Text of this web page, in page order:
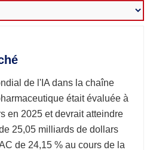
de l'IA dans la chaîne
était évaluée à
en 2025 et devrait atteindre
25,05 milliards de dollars
de 24,15 % au cours de la